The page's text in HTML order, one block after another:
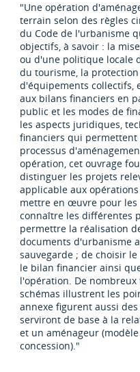
"Une opération
terrain selon des règles
du Code de l'urbanisme
objectifs, à savoir : la
ou d'une politique locale
du tourisme, la
d'équipements collectifs,
aux bilans financiers en
public et les modes de
les aspects juridiques,
financiers qui
processus
opération, cet ouvrage
distinguer les projets
applicable aux
mettre en œuvre pour les
connaître les différentes
permettre la réalisation
documents d'urbanisme
sauvegarde ; de choisir
le bilan financier ainsi
l'opération. De
schémas illustrent les
annexe figurent aussi
serviront de base à la
et un aménageur
concession)."